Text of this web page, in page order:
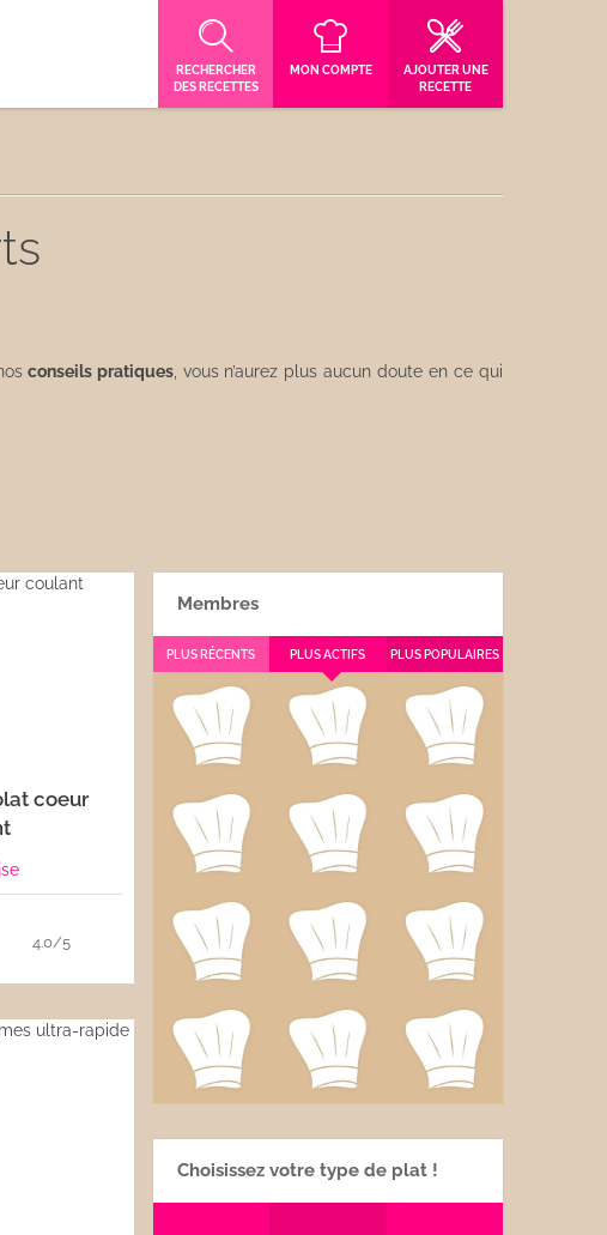
RECHERCHER
DES RECETTES
MON COMPTE
AJOUTER UNE
RECETTE
conseils pratiques, vous n’aurez plus aucun doute en ce qui
coeur
4.0/5
Membres
PLUS RÉCENTS PLUS ACTIFS PLUS POPULAIRES
Choisissez votre type de plat !